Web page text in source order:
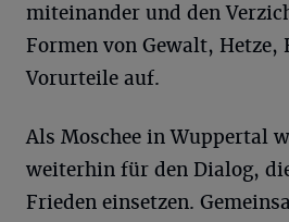
miteinander und den
Formen von Gewalt, Hetze,
Vorurteile auf.
Als Moschee in Wuppertal
weiterhin für den Dialog,
Frieden einsetzen.